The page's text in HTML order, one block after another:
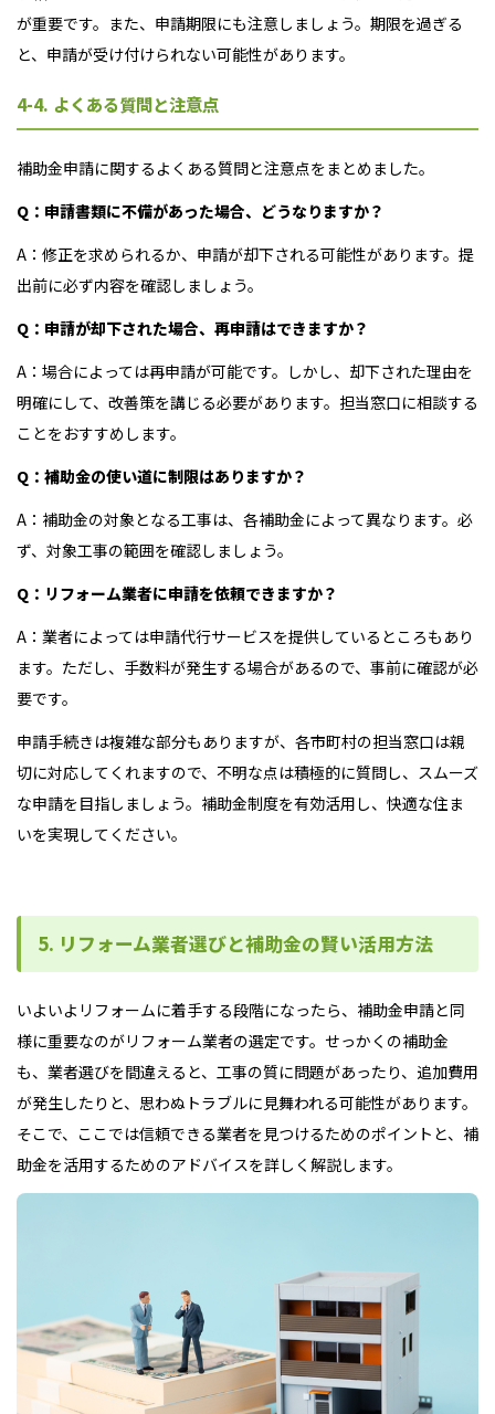
が重要です。また、申請期限にも注意しましょう。期限を過ぎる
と、申請が受け付けられない可能性があります。
4-4. よくある質問と注意点
補助金申請に関するよくある質問と注意点をまとめました。
Q：申請書類に不備があった場合、どうなりますか？
A：修正を求められるか、申請が却下される可能性があります。提
出前に必ず内容を確認しましょう。
Q：申請が却下された場合、再申請はできますか？
A：場合によっては再申請が可能です。しかし、却下された理由を
明確にして、改善策を講じる必要があります。担当窓口に相談する
ことをおすすめします。
Q： 補助金の使い道に制限はありますか？
A：補助金の対象となる工事は、各補助金によって異なります。必
ず、対象工事の範囲を確認しましょう。
Q：リフォーム業者に申請を依頼できますか？
A：業者によっては申請代行サービスを提供しているところもあり
ます。ただし、手数料が発生する場合があるので、事前に確認が必
要です。
申請手続きは複雑な部分もありますが、各市町村の担当窓口は親
切に対応してくれますので、不明な点は積極的に質問し、スムーズ
な申請を目指しましょう。補助金制度を有効活用し、快適な住ま
いを実現してください。
5. リフォーム業者選びと補助金の賢い活用方法
いよいよリフォームに着手する段階になったら、補助金申請と同
様に重要なのがリフォーム業者の選定です。せっかくの補助金
も、業者選びを間違えると、工事の質に問題があったり、追加費用
が発生したりと、思わぬトラブルに見舞われる可能性があります。
そこで、ここでは信頼できる業者を見つけるためのポイントと、補
助金を活用するためのアドバイスを詳しく解説します。